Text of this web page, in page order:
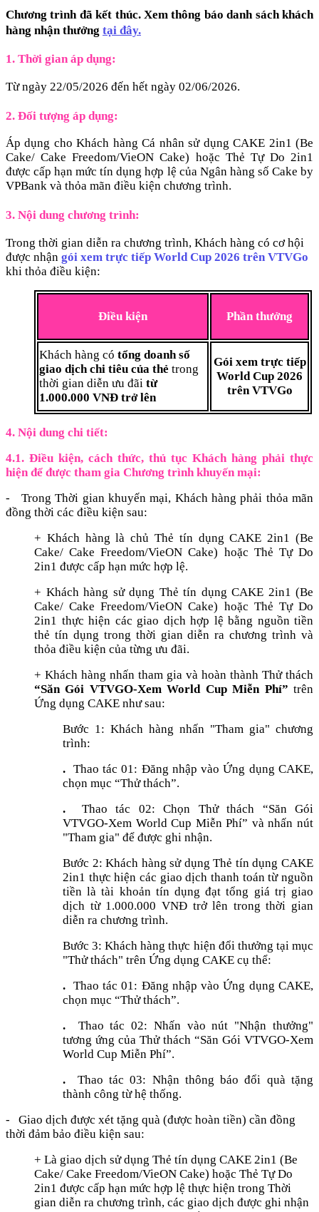
Chương trình đã kết thúc. Xem thông báo danh sách khách
hàng nhận thưởng tại đây.
1. Thời gian áp dụng:
Từ ngày 22/05/2026 đến hết ngày 02/06/2026.
2. Đối tượng áp dụng:
Áp dụng cho Khách hàng Cá nhân sử dụng CAKE 2in1 (Be
Cake/ Cake Freedom/VieON Cake) hoặc Thẻ Tự Do 2in1
được cấp hạn mức tín dụng hợp lệ của Ngân hàng số Cake by
VPBank và thỏa mãn điều kiện chương trình.
3. Nội dung chương trình:
Trong thời gian diễn ra chương trình, Khách hàng có cơ hội
được nhận gói xem trực tiếp World Cup 2026 trên VTVGo
khi thỏa điều kiện:
Điều kiện Phần thưởng
Khách hàng có tổng doanh số
giao dịch chi tiêu của thẻ trong
thời gian diễn ưu đãi từ
1.000.000 VNĐ trở lên
Gói xem trực tiếp
World Cup 2026
trên VTVGo
4. Nội dung chi tiết:
4.1. Điều kiện, cách thức, thủ tục Khách hàng phải thực
hiện để được tham gia Chương trình khuyến mại:
- Trong Thời gian khuyến mại, Khách hàng phải thỏa mãn
đồng thời các điều kiện sau:
+ Khách hàng là chủ Thẻ tín dụng CAKE 2in1 (Be
Cake/ Cake Freedom/VieON Cake) hoặc Thẻ Tự Do
2in1 được cấp hạn mức hợp lệ.
+ Khách hàng sử dụng Thẻ tín dụng CAKE 2in1 (Be
Cake/ Cake Freedom/VieON Cake) hoặc Thẻ Tự Do
2in1 thực hiện các giao dịch hợp lệ bằng nguồn tiền
thẻ tín dụng trong thời gian diễn ra chương trình và
thỏa điều kiện của từng ưu đãi.
+ Khách hàng nhấn tham gia và hoàn thành Thử thách
“Săn Gói VTVGO-Xem World Cup Miễn Phí” trên
Ứng dụng CAKE như sau:
Bước 1: Khách hàng nhấn "Tham gia" chương
trình:
. Thao tác 01: Đăng nhập vào Ứng dụng CAKE,
chọn mục “Thử thách”.
. Thao tác 02: Chọn Thử thách “Săn Gói
VTVGO-Xem World Cup Miễn Phí” và nhấn nút
"Tham gia" để được ghi nhận.
Bước 2: Khách hàng sử dụng Thẻ tín dụng CAKE
2in1 thực hiện các giao dịch thanh toán từ nguồn
tiền là tài khoản tín dụng đạt tổng giá trị giao
dịch từ 1.000.000 VNĐ trở lên trong thời gian
diễn ra chương trình.
Bước 3: Khách hàng thực hiện đổi thưởng tại mục
"Thử thách" trên Ứng dụng CAKE cụ thể:
. Thao tác 01: Đăng nhập vào Ứng dụng CAKE,
chọn mục “Thử thách”.
. Thao tác 02: Nhấn vào nút "Nhận thưởng"
tương ứng của Thử thách “Săn Gói VTVGO-Xem
World Cup Miễn Phí”.
. Thao tác 03: Nhận thông báo đổi quà tặng
thành công từ hệ thống.
- Giao dịch được xét tặng quà (được hoàn tiền) cần đồng
thời đảm bảo điều kiện sau:
+ Là giao dịch sử dụng Thẻ tín dụng CAKE 2in1 (Be
Cake/ Cake Freedom/VieON Cake) hoặc Thẻ Tự Do
2in1 được cấp hạn mức hợp lệ thực hiện trong Thời
gian diễn ra chương trình, các giao dịch được ghi nhận